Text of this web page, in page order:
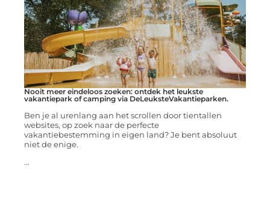
Nooit meer eindeloos zoeken: ontdek het leukste
vakantiepark of camping via DeLeuksteVakantieparken.
Ben je al urenlang aan het scrollen door tientallen
websites, op zoek naar de perfecte
vakantiebestemming in eigen land? Je bent absoluut
niet de enige.
...